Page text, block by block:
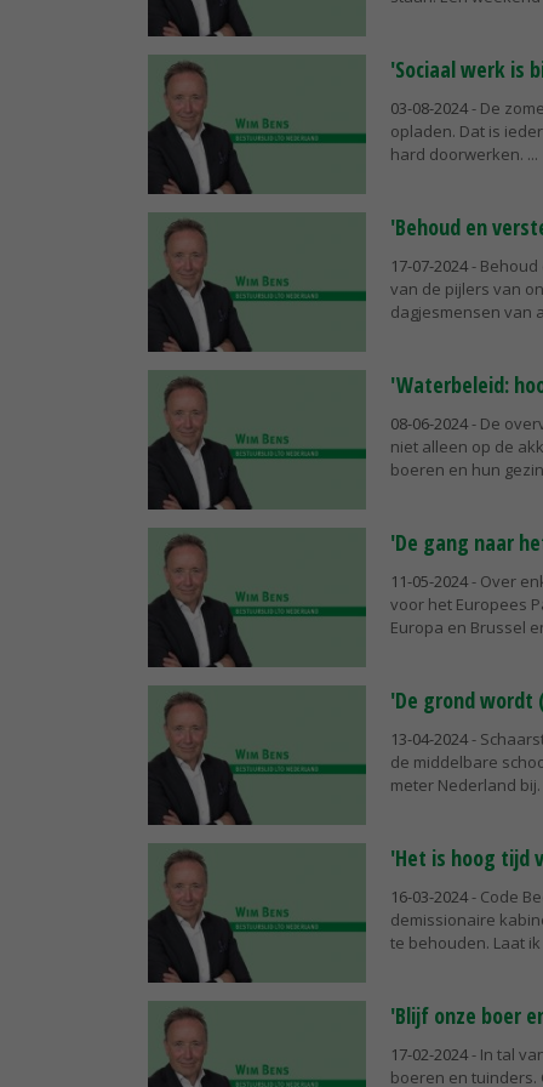
'Sociaal werk is
03-08-2024- De
opladen. Dat is
hard doorwerken.
'Behoud en
17-07-2024-
van de pijlers van
dagjesmensen van
'Waterbeleid:
08-06-2024- De
niet alleen op de
boeren en hun
'De gang naar
11-05-2024- Over
voor het Europees
Europa en Brussel
'De grond
13-04-2024-
de middelbare
meter Nederland bij.
'Het is hoog tijd
16-03-2024- Code
demissionaire
te behouden. Laat ik
'Blijf onze boer
17-02-2024- In tal
boeren en